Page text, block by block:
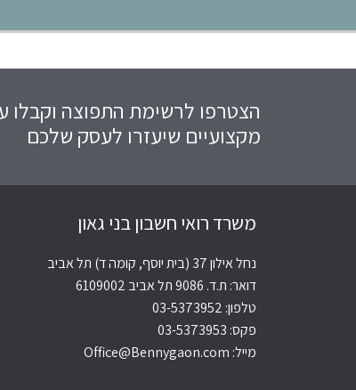
הצטרפו לרשימת התפוצה וקבלו
מקצועיים שיעזרו לעסק שלכם
משרד רואי חשבון בני גאון
נחל אילון 37 (בית יוסף, קומה ד) תל אביב
דואר: ת.ד. 9086 תל אביב 6109002
טלפון: 03-5373952
פקס: 03-5373953
מייל: Office@Bennygaon.com